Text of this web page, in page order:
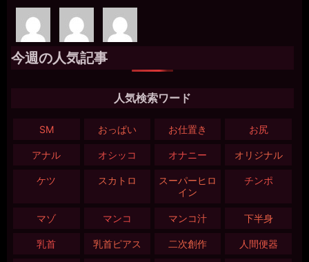
今週の人気記事
人気検索ワード
SM おっぱい お仕置き お尻
アナル オシッコ オナニー オリジナル
ケツ スカトロ
スーパーヒロ
イン
チンポ
マゾ マンコ マンコ汁 下半身
乳首 乳首ピアス 二次創作 人間便器